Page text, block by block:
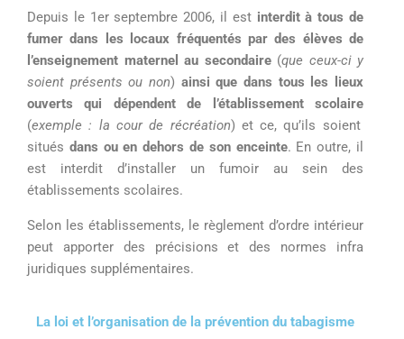
Depuis le 1er septembre 2006, i l est interdità tousde
fumer dans les locaux fréquentés par des élèves de
l’enseignement maternel au secondaire(que ceux-ci y
soient présents ou non) ainsi que dans tous les lieux
ouverts qui dépendent de l’établissement scolaire
(exemple : la cour de récréation) et ce, qu’ils soient
situés dans ou en dehors de son enceinte. En outre, il
est interdit d’installer un fumoir au sein des
établissements scolaires.
Selon les établissements, le règlement d’ordre intérieur
peut apporter des précisions et des normes infra
juridiques supplémentaires.
La loi et l’organisation de la prévention du tabagisme